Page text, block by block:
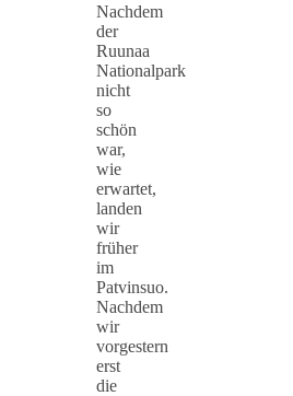
Nachdem
der
Ruunaa
Nationalpark
nicht
so
schön
war,
wie
erwartet,
landen
wir
früher
im
Patvinsuo.
Nachdem
wir
vorgestern
erst
die